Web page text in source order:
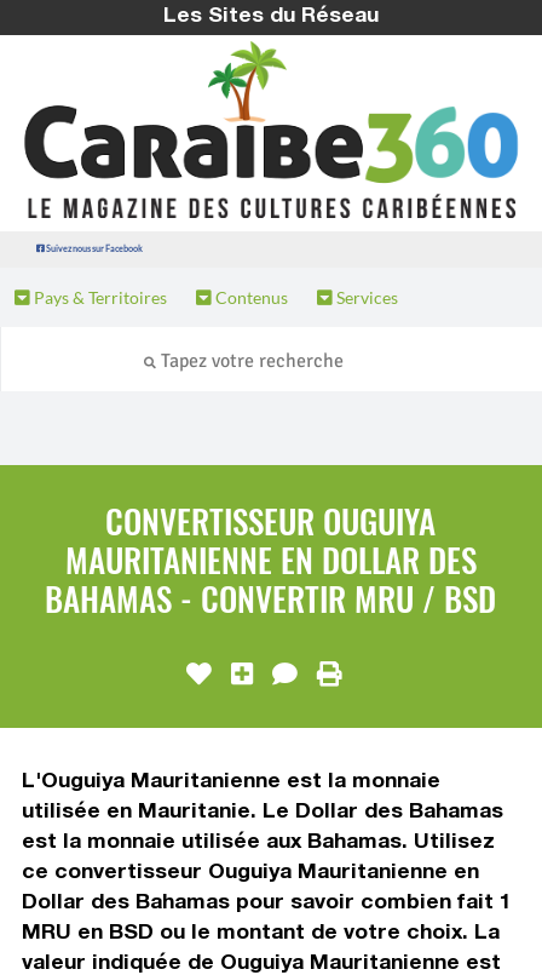
Les Sites du Réseau
Suivez nous sur Facebook
Pays & Territoires Contenus Services
CONVERTISSEUR OUGUIYA
MAURITANIENNE EN DOLLAR DES
BAHAMAS - CONVERTIR MRU / BSD
L'Ouguiya Mauritanienne est la monnaie
utilisée en Mauritanie. Le Dollar des Bahamas
est la monnaie utilisée aux Bahamas. Utilisez
ce convertisseur Ouguiya Mauritanienne en
Dollar des Bahamas pour savoir combien fait 1
MRU en BSD ou le montant de votre choix. La
valeur indiquée de Ouguiya Mauritanienne est